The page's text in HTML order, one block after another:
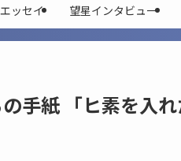
ッセイ 望星インタビュー
手紙 「ヒ素を入